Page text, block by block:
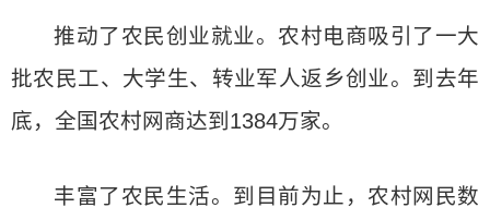
推动了农民创业就业。农村电商吸引了一大
批农民工、大学生、转业军人返乡创业。到去年
底，全国农村网商达到1384万家。
丰富了农民生活。到目前为止，农村网民数